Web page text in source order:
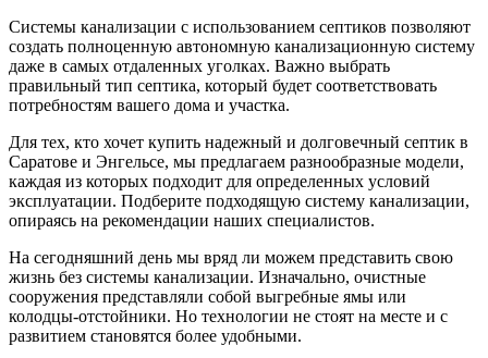
Системы канализации с использованием септиков позволяют
создать полноценную автономную канализационную систему
даже в самых отдаленных уголках. Важно выбрать
правильный тип септика, который будет соответствовать
потребностям вашего дома и участка.
Для тех, кто хочет купить надежный и долговечный септик в
Саратове и Энгельсе, мы предлагаем разнообразные модели,
каждая из которых подходит для определенных условий
эксплуатации. Подберите подходящую систему канализации,
опираясь на рекомендации наших специалистов.
На сегодняшний день мы вряд ли можем представить свою
жизнь без системы канализации. Изначально, очистные
сооружения представляли собой выгребные ямы или
колодцы-отстойники. Но технологии не стоят на месте и с
развитием становятся более удобными.